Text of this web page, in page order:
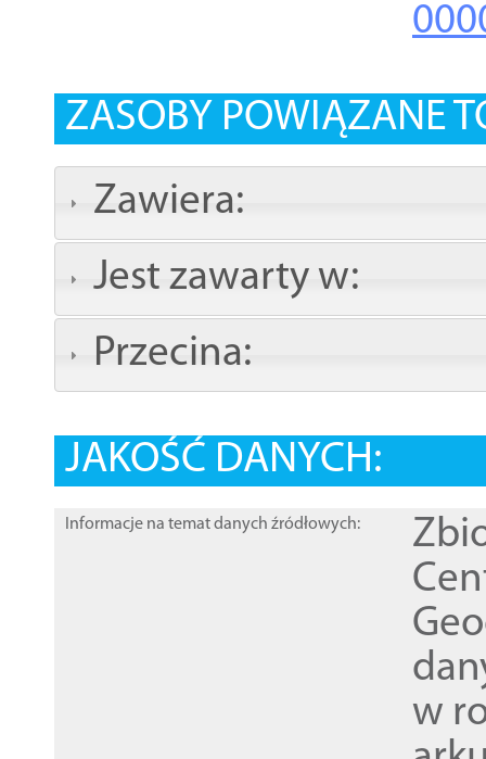
ZASOBY POWIĄZANE
Zawiera:
Jest zawarty w:
Przecina:
JAKOŚĆ DANYCH:
Informacje na temat danych źródłowych:
w